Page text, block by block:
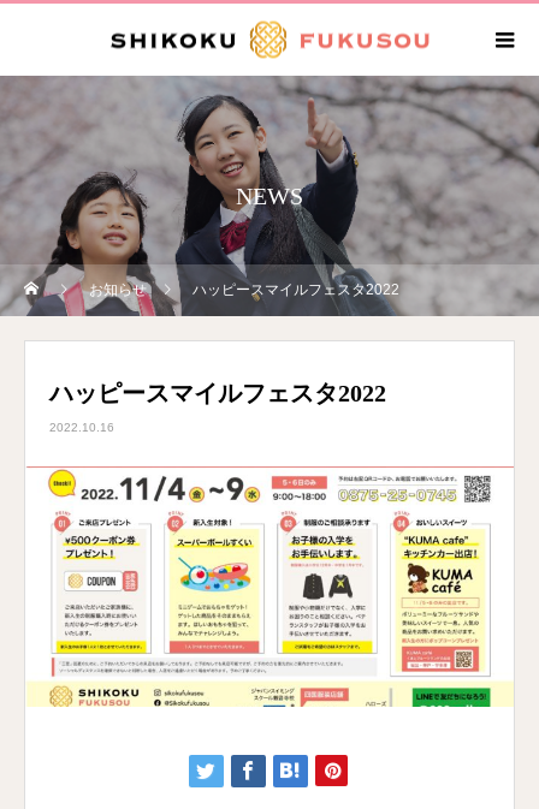
NEWS
お知らせ ハッピースマイルフェスタ2022
ハッピースマイルフェスタ2022
2022.10.16